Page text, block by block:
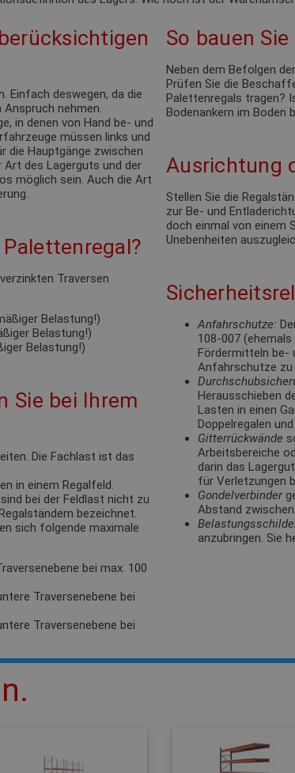
Einfach deswegen, da die
nehmen.
in denen von Hand be- und
müssen links und
die Hauptgänge zwischen
Art des Lagerguts und der
möglich sein. Auch die Art
Traversen
Belastung!)
Belastung!)
Belastung!)
Sie bei Ihrem
Die Fachlast ist das
in einem Regalfeld.
bei der Feldlast nicht zu
bezeichnet.
sich folgende maximale
bei max. 100
Traversenebene bei
Traversenebene bei
So bauen
Neben dem Befolgen der
Prüfen Sie die
Palettenregals tragen?
Bodenankern im Boden
Ausrichtung
Stellen Sie die
zur Be- und
doch einmal von einem
Unebenheiten
Anfahrschutze:
108-007
Fördermitteln be-
Anfahrschutze zu
Herausschieben
Lasten in einen
Doppelregalen
Gitterrückwände
Arbeitsbereiche
darin das
für Verletzungen
Gondelverbinder
Abstand zwischen
anzubringen. Sie